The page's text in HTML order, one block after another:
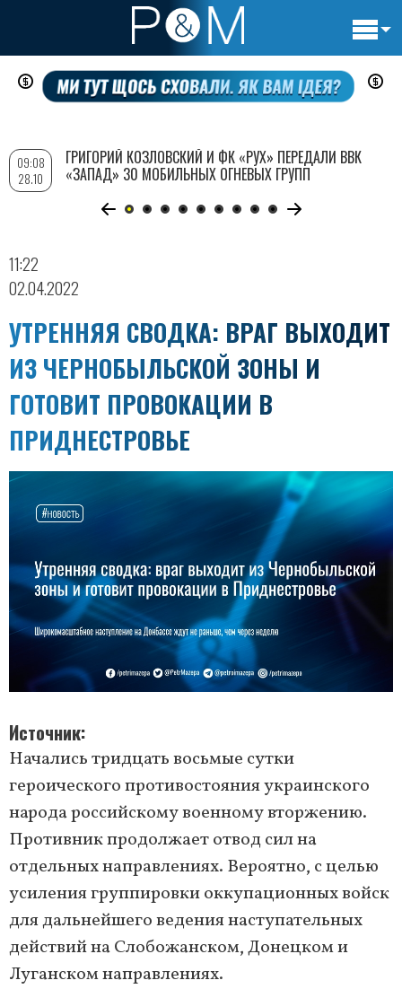
Перейти
содержанию
11:22
02.04.2022
УТРЕННЯЯ СВОДКА: ВРАГ ВЫХОДИТ
ИЗ ЧЕРНОБЫЛЬСКОЙ ЗОНЫ И
ГОТОВИТ ПРОВОКАЦИИ В
ПРИДНЕСТРОВЬЕ
Источник
Начались тридцать восьмые сутки
героического противостояния украинского
народа российскому военному вторжению.
Противник продолжает отвод сил на
отдельных направлениях. Вероятно, с целью
усиления группировки оккупационных войск
для дальнейшего ведения наступательных
действий на Слобожанском, Донецком и
Луганском направлениях.
09:08
28.10
ГРИГОРИЙ КОЗЛОВСКИЙ И ФК «РУХ» ПЕРЕДАЛИ ВВК
«ЗАПАД» 30 МОБИЛЬНЫХ ОГНЕВЫХ ГРУПП